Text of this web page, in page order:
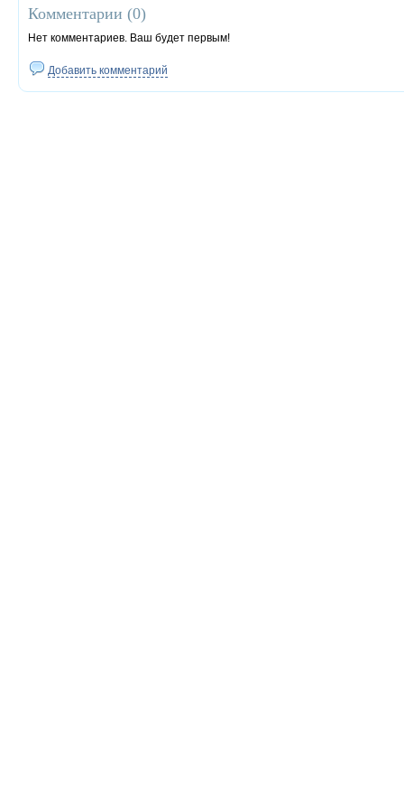
Комментарии (0)
Нет комментариев. Ваш будет первым!
Добавить комментарий